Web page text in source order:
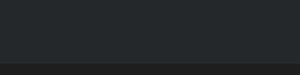
#dziura #speleology #speleo #underground